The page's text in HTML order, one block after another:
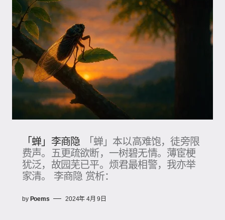
「蝉」李商隐
「蝉」本以高难饱，徒旁限
费声。五更疏欲断，一树碧无情。薄宦梗
犹泛，故园芜已平。烦君最相警，我亦举
家清。 李商隐 赏析：
by Poems 2024年 4月 9日